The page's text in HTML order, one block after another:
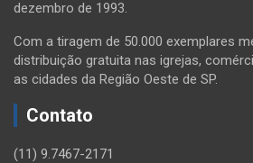
dezembro de 1993.
Com a tiragem de 50.000 exemplares
distribuição gratuita nas igrejas,
as cidades da Região Oeste de SP.
Contato
(11) 9.7467-2171